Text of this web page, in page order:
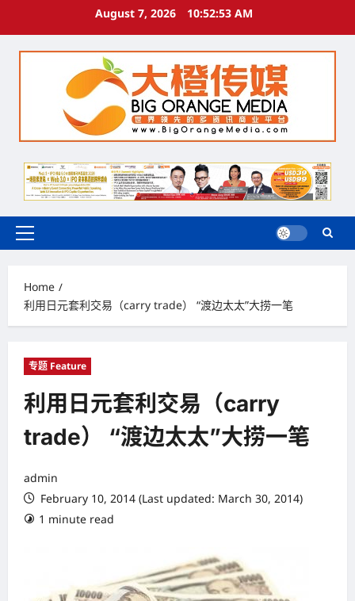
August 7, 2026 10:52:54 AM
Primary
Home
利用日元套利交易（carry trade） “渡边太太”大捞一笔
专题 Feature
利用日元套利交易（carry
trade） “渡边太太”大捞一笔
admin
February 10, 2014 (Last updated: March 30, 2014)
1 minute read